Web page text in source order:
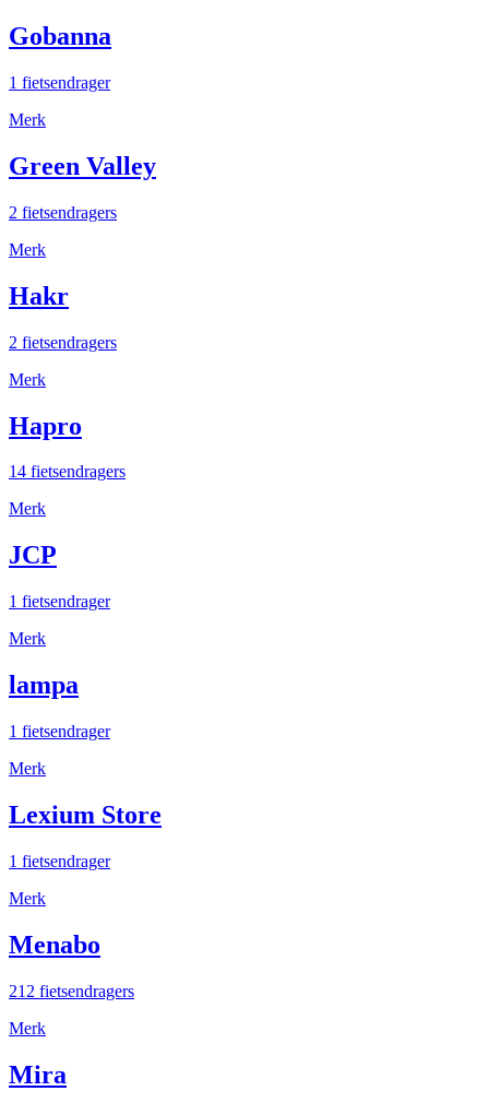
Gobanna
1 fietsendrager
Merk
Green Valley
2 fietsendragers
Merk
Hakr
2 fietsendragers
Merk
Hapro
14 fietsendragers
Merk
JCP
1 fietsendrager
Merk
lampa
1 fietsendrager
Merk
Lexium Store
1 fietsendrager
Merk
Menabo
212 fietsendragers
Merk
Mira